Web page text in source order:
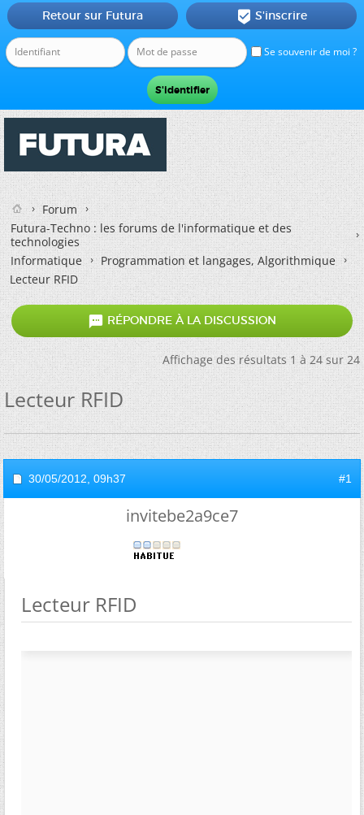
Se souvenir de moi ?
Retour sur Futura  S'inscrire
Forum
Futura-Techno : les forums de l'informatique et des
technologies
Informatique
Programmation et langages, Algorithmique
Lecteur RFID
 RÉPONDRE À LA DISCUSSION
Affichage des résultats 1 à 24 sur 24
Lecteur RFID
30/05/2012, 09h37 #1
invitebe2a9ce7
Lecteur RFID